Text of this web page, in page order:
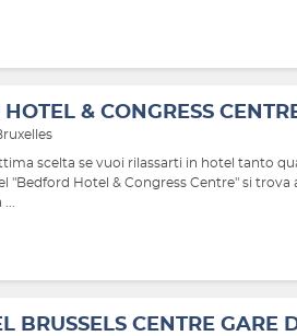
& CONGRESS
scelta se vuoi rilassarti in hotel tanto
"Bedford Hotel & Congress Centre" si trova
BRUSSELS CENTRE GARE